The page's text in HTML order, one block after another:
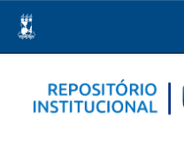
navigation